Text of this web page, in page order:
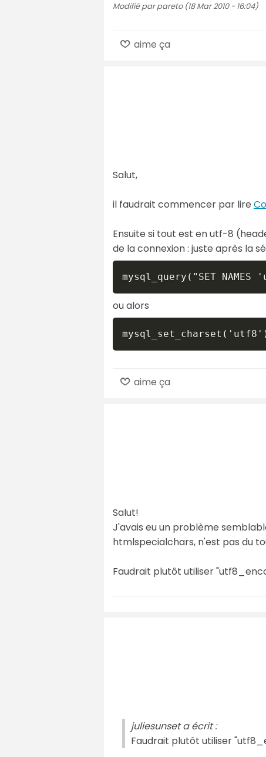
Modifié par pareto (18 Mar 2010 - 16:04)
aime ça
Salut,
il faudrait commencer par lire
Ensuite si tout est en utf-8
de la connexion : juste après la
mysql_query("SET
ou alors
aime ça
Salut!
J'avais eu un problème
htmlspecialchars, n'est pas du
Faudrait plutôt utiliser
juliesunset a écrit :
Faudrait plutôt utiliser